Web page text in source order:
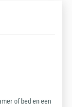
of bed en een